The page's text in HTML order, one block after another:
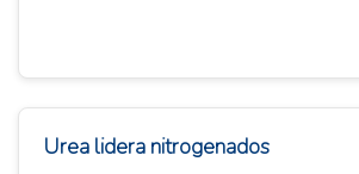
Urea lidera nitrogenados